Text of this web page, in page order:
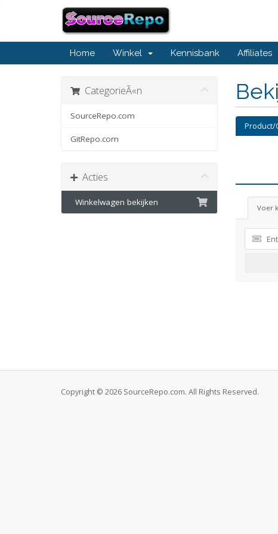
Home Winkel Kennisbank Affiliates
CategorieÃ«n
SourceRepo.com
GitRepo.com
Acties
Winkelwagen bekijken
Product/
Voer
Copyright © 2026 SourceRepo.com. All Rights Reserved.